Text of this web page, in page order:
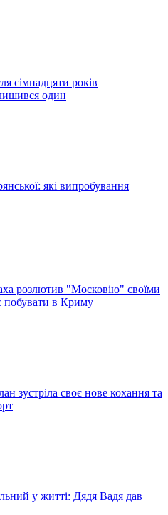
сімнадцяти років
один
які випробування
розлютив "Московію" своїми
побувати в Криму
зустріла своє нове кохання та
у житті: Дядя Вадя дав